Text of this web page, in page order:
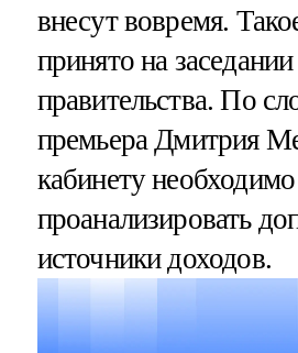
внесут вовремя.
принято на заседании
правительства. По
премьера Дмитрия
кабинету необходимо
проанализировать
источники доходов.